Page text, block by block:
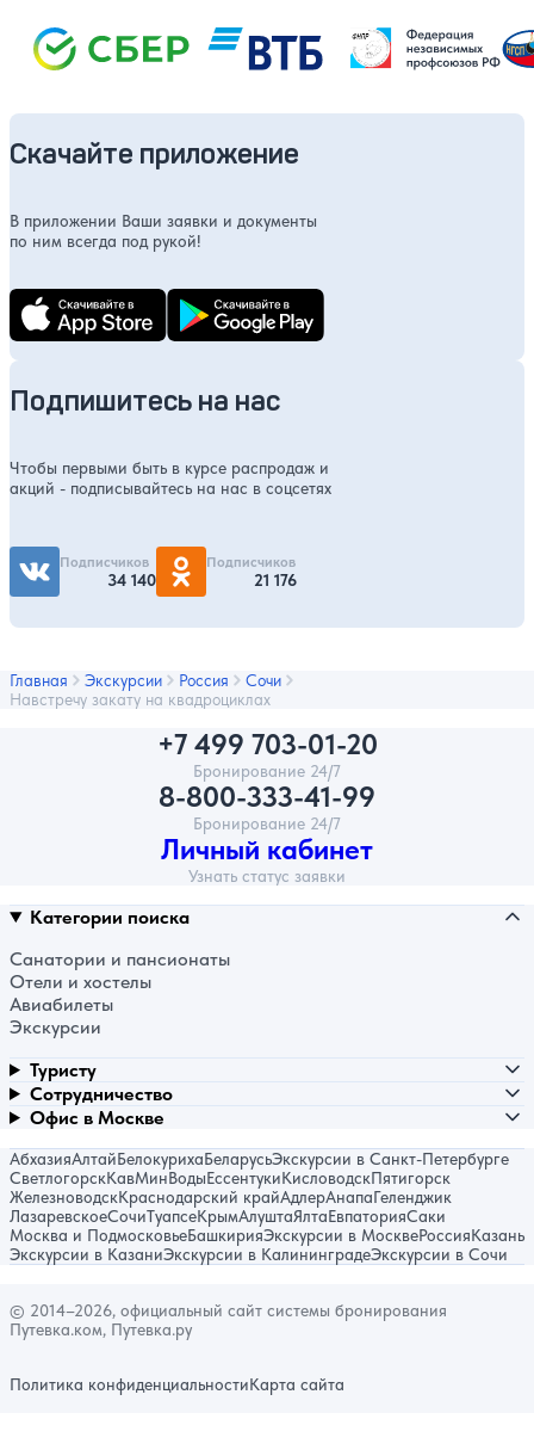
Скачайте приложение
В приложении Ваши заявки и документы
по ним всегда под рукой!
Подпишитесь на нас
Чтобы первыми быть в курсе распродаж и
акций - подписывайтесь на нас в соцсетях
Подписчиков
34 140
Подписчиков
21 176
Главная Экскурсии Россия
Сочи
Навстречу закату на квадроциклах
+7 499 703-01-20
Бронирование 24/7
8-800-333-41-99
Бронирование 24/7
Личный кабинет
Узнать статус заявки
Категории поиска
Санатории и пансионаты
Отели и хостелы
Авиабилеты
Экскурсии
Туристу
Сотрудничество
Офис в Москве
АбхазияАлтайБелокурихаБеларусьЭкскурсии в Санкт-Петербурге
СветлогорскКавМинВодыЕссентукиКисловодскПятигорск
ЖелезноводскКраснодарский крайАдлерАнапаГеленджик
ЛазаревскоеСочиТуапсеКрымАлуштаЯлтаЕвпаторияСаки
Москва и ПодмосковьеБашкирияЭкскурсии в МосквеРоссияКазань
Экскурсии в КазаниЭкскурсии в КалининградеЭкскурсии в Сочи
© 2014–2026, официальный сайт системы бронирования
Путевка.ком, Путевка.ру
Политика конфиденциальностиКарта сайта